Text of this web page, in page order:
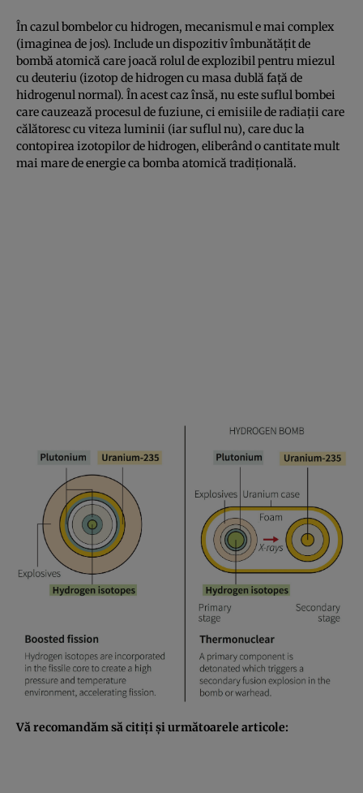
În cazul bombelor cu hidrogen, mecanismul e mai complex
(imaginea de jos). Include un dispozitiv îmbunătăţit de
bombă atomică care joacă rolul de explozibil pentru miezul
cu deuteriu (izotop de hidrogen cu masa dublă faţă de
hidrogenul normal). În acest caz însă, nu este suflul bombei
care cauzează procesul de fuziune, ci emisiile de radiaţii care
călătoresc cu viteza luminii (iar suflul nu), care duc la
contopirea izotopilor de hidrogen, eliberând o cantitate mult
mai mare de energie ca bomba atomică tradiţională.
Vă recomandăm să citiţi şi următoarele articole: